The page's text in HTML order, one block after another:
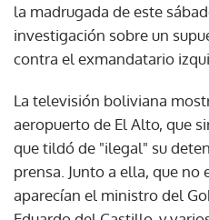
la madrugada de este
investigación sobre un
contra el exmandatario
La televisión boliviana
aeropuerto de El Alto, que
que tildó de "ilegal" su
prensa. Junto a ella, que no
aparecían el ministro del